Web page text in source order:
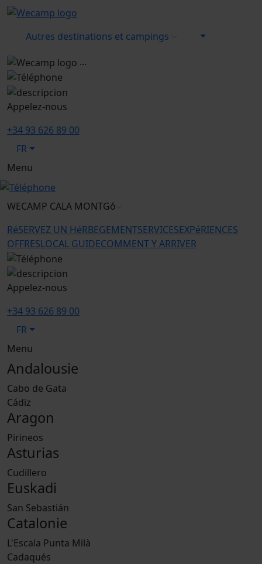
Autres destinations et campings
...
Appelez-nous
+34 93 626 89 00
FR
Menu
WECAMP CALA MONTGó
RéSERVEZ UN HéRBEGEMENTSERVICESEXPéRIENCES
OFFRESLOCAL GUIDECOMMENT Y ARRIVER
Appelez-nous
+34 93 626 89 00
FR
Menu
Andalousie
Cabo de Gata
Cádiz
Aragon
Pirineos
Asturias
Cudillero
Euskadi
San Sebastián
Catalonie
L'Escala Punta Milà
Cadaqués